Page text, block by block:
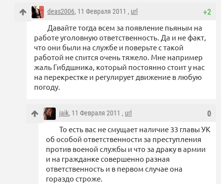
+2
deas2006, 11 Февраля 2011 , url
Давайте тогда всем за появление пьяным на
работе уголовную ответственность. Да и не факт,
что они были на службе и поверьте с такой
работой не спится очень тяжело. Мне например
жаль Гибдшника, который постоянно стоит у нас
на перекрестке и регулирует движение в любую
погоду.
0
jaik, 11 Февраля 2011 , url
То есть вас не смущает наличие 33 главы УК
об особой ответственности за преступления
против военой службы и что за драку в армии
и на гражданке совершенно разная
ответственность и в первом случае она
гораздо строже.